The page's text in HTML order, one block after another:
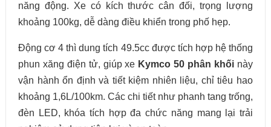
năng động. Xe có kích thước cân đối, trọng lượng
khoảng 100kg, dễ dàng điều khiển trong phố hẹp.
Động cơ 4 thì dung tích 49.5cc được tích hợp hệ thống
phun xăng điện tử, giúp xe Kymco 50 phân khối này
vận hành ổn định và tiết kiệm nhiên liệu, chỉ tiêu hao
khoảng 1,6L/100km. Các chi tiết như phanh tang trống,
đèn LED, khóa tích hợp đa chức năng mang lại trải